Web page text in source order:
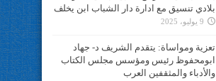
بلادي تنسيق مع ادارة دار الشباب ابن يخلف
9 يوليو، 2025
تعزية ومواساة: يتقدم الشريف د- جهاد
ابومحفوظ رئيس ومؤسس مجلس الكتاب
والأدباء والمثقفين العرب